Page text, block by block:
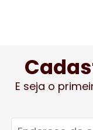
E seja o